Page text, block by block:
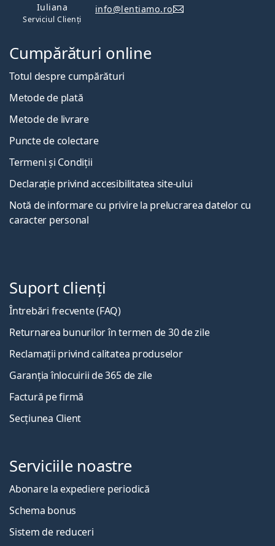
Iuliana
Serviciul Clienți
info@lentiamo.ro
Cumpărături online
Totul despre cumpărături
Metode de plată
Metode de livrare
Puncte de colectare
Termeni și Condiții
Declarație privind accesibilitatea site-ului
Notă de informare cu privire la prelucrarea datelor cu
caracter personal
Suport clienți
Întrebări frecvente (FAQ)
Returnarea bunurilor în termen de 30 de zile
Reclamații privind calitatea produselor
Garanția înlocuirii de 365 de zile
Factură pe firmă
Secțiunea Client
Serviciile noastre
Abonare la expediere periodică
Schema bonus
Sistem de reduceri